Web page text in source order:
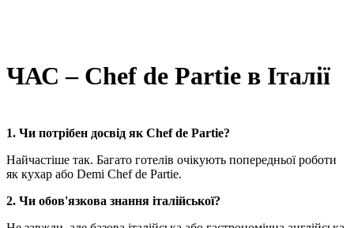
ЧАС – Chef de Partie в Італії
1. Чи потрібен досвід як Chef de Partie?
Найчастіше так. Багато готелів очікують попередньої роботи
як кухар або Demi Chef de Partie.
2. Чи обов'язкова знання італійської?